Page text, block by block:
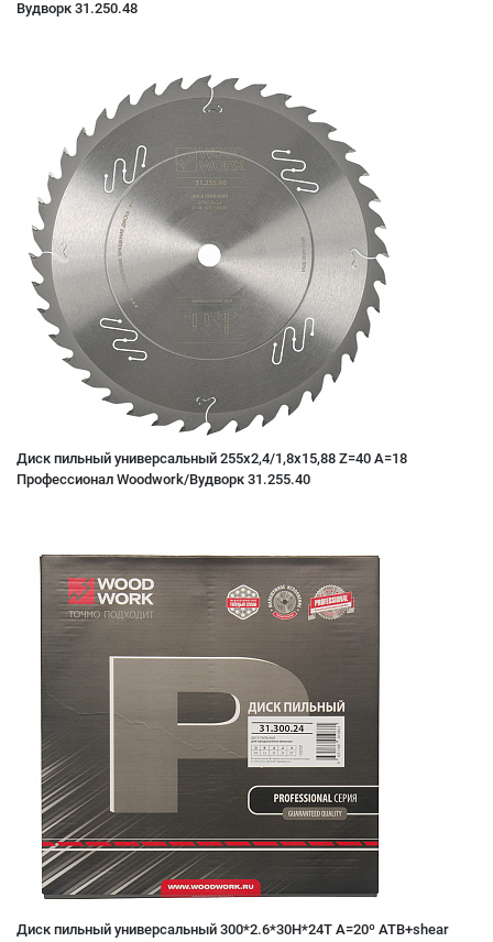
Вудворк 31.250.48
Диск пильный универсальный 255x2,4/1,8x15,88 Z=40 A=18
Профессионал Woodwork/Bудворк 31.255.40
Диск пильный универсальный 300*2.6*30H*24T A=20º ATB+shear